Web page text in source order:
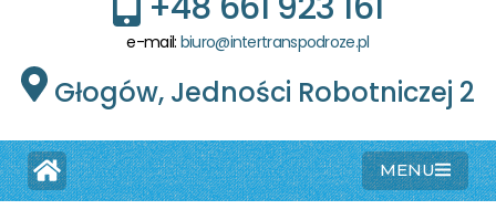
e-mail: biuro@intertranspodroze.pl
Głogów, Jedności Robotniczej 2
MENU